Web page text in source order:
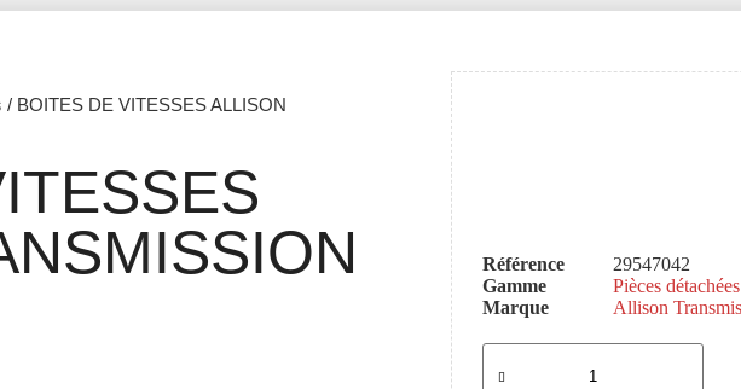
/ BOITES DE VITESSES ALLISON
Référence
29547042
Gamme
Pièces détachées
Marque
Allison